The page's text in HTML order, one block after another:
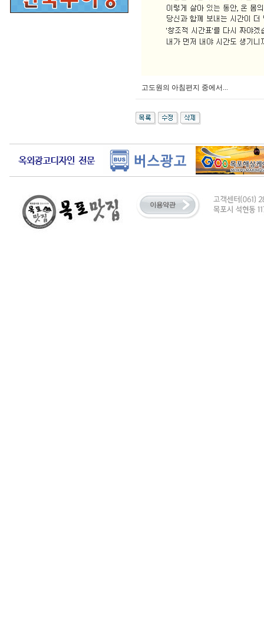
고도원의 아침편지 중에서...